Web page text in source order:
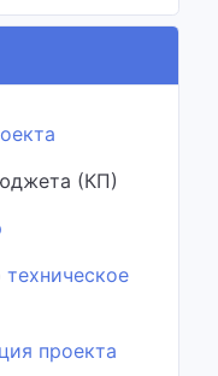
(КП)
техническое
проекта